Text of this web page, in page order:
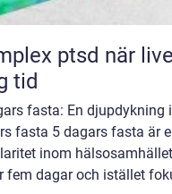
när livet har varit för mycket för
tid
fasta: En djupdykning
fasta 5 dagars fasta är
inom
fem dagar och istället